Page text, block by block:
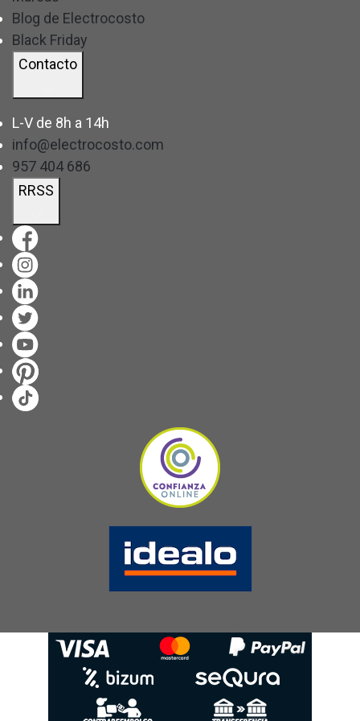
Blog de Electrocosto
Black Friday
Contacto
L-V de 8h a 14h
info@electrocosto.com
957 404 686
RRSS